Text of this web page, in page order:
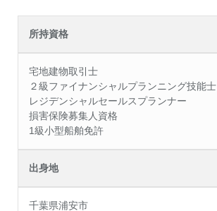
所持資格
宅地建物取引士
２級ファイナンシャルプランニング技能士
レジデンシャルセールスプランナー
損害保険募集人資格
1級小型船舶免許
出身地
千葉県浦安市